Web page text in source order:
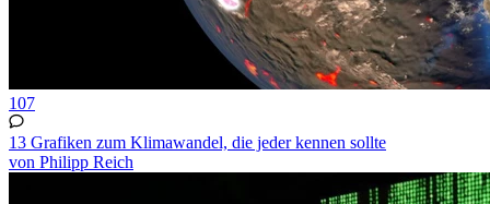
107
13 Grafiken zum Klimawandel, die jeder kennen sollte
von Philipp Reich